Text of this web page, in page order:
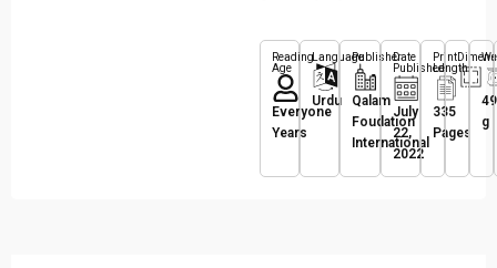
Reading
Age
Everyone
Years
Language
Urdu
Publisher
Qalam
Foudation
International
Date
Published
July
22,
2022
Print
Length
335
Pages
g